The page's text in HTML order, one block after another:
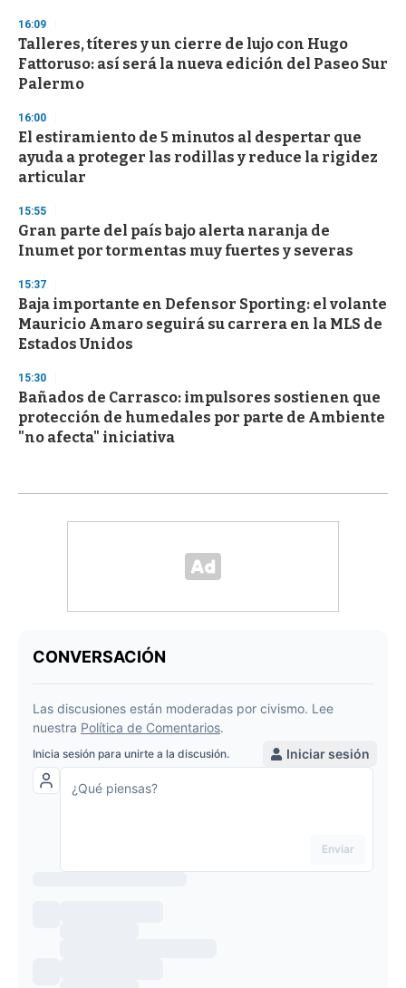
16:09
Talleres, títeres y un cierre de lujo con Hugo
Fattoruso: así será la nueva edición del Paseo Sur
Palermo
16:00
El estiramiento de 5 minutos al despertar que
ayuda a proteger las rodillas y reduce la rigidez
articular
15:55
Gran parte del país bajo alerta naranja de
Inumet por tormentas muy fuertes y severas
15:37
Baja importante en Defensor Sporting: el volante
Mauricio Amaro seguirá su carrera en la MLS de
Estados Unidos
15:30
Bañados de Carrasco: impulsores sostienen que
protección de humedales por parte de Ambiente
"no afecta" iniciativa